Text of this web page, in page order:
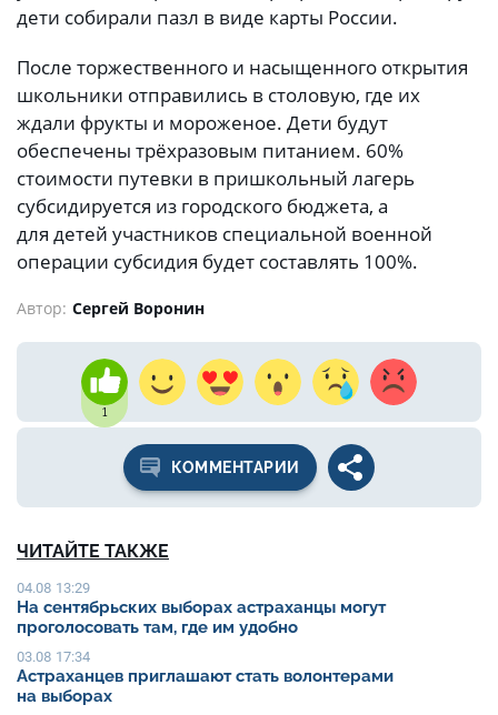
дети собирали пазл в виде карты России.
После торжественного и насыщенного открытия
школьники отправились в столовую, где их
ждали фрукты и мороженое. Дети будут
обеспечены трёхразовым питанием. 60%
стоимости путевки в пришкольный лагерь
субсидируется из городского бюджета, а
для детей участников специальной военной
операции субсидия будет составлять 100%.
Автор: Сергей Воронин
1
КОММЕНТАРИИ
ЧИТАЙТЕ ТАКЖЕ
04.08 13:29
На сентябрьских выборах астраханцы могут
проголосовать там, где им удобно
03.08 17:34
Астраханцев приглашают стать волонтерами
на выборах